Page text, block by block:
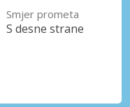
Smjer prometa
S desne strane